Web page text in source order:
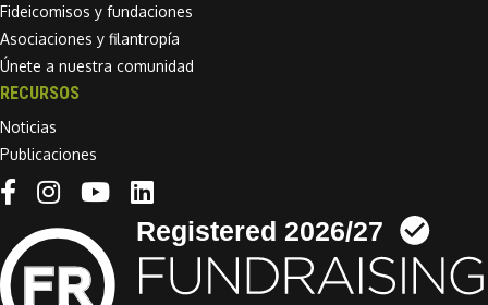
Fideicomisos y fundaciones
Asociaciones y filantropía
Únete a nuestra comunidad
RECURSOS
Noticias
Publicaciones
Linkedin link